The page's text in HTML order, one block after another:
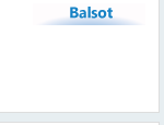
Balsot